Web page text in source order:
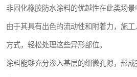
非固化橡胶防水涂料的优越性在此类场景
由于其具有出色的流动性和附着力，施
方式，轻松处理这些异形部位。
涂料能够充分渗入基层的细微孔隙，形